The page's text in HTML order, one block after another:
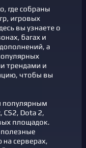
где собраны
игровых
вы узнаете о
багах и
а
трендами и
чтобы вы
популярным
CS2, Dota 2,
площадок.
серверах,